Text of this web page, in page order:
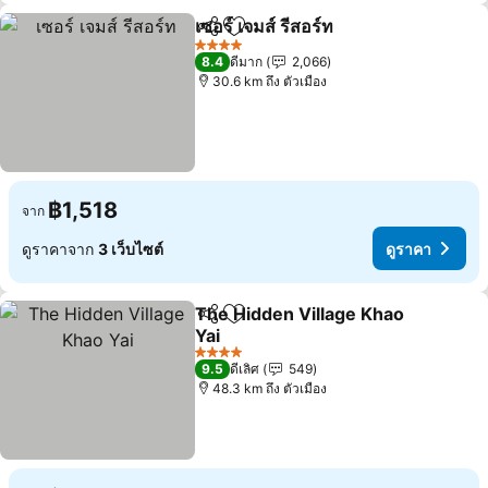
แชร์ เพิ่มในรายการโปรด
เซอร์ เจมส์ รีสอร์ท
4 ดาว
8.4 ดีมาก
2,066
30.6 km ถึง ตัวเมือง
จาก ฿1,518
ดูราคาจาก 3 เว็บไซต์ ดูราคา
แชร์ เพิ่มในรายการโปรด
The Hidden Village Khao
Yai
ดูราคา
4 ดาว
9.5 ดีเลิศ
549
48.3 km ถึง ตัวเมือง